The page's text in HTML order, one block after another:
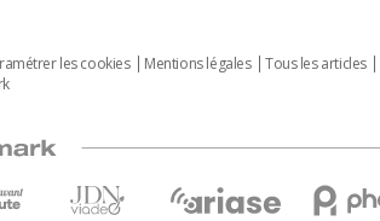
les cookies Mentions légales Tous les articles